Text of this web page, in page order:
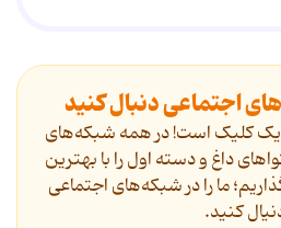
اجتماعی دنبال کنید
یک کلیک است! در همه شبکه‌های
داغ و دسته اول را با بهترین
ما را در شبکه‌های اجتماعی
کنید.